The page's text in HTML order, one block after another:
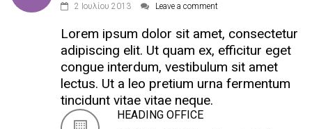
2 Ιουλίου 2013 Leave a comment
Lorem ipsum dolor sit amet, consectetur
adipiscing elit. Ut quam ex, efficitur eget
congue interdum, vestibulum sit amet
lectus. Ut a leo pretium urna fermentum
tincidunt vitae vitae neque.
HEADING OFFICE